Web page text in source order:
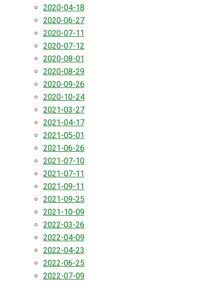
2020-04-18
2020-06-27
2020-07-11
2020-07-12
2020-08-01
2020-08-29
2020-09-26
2020-10-24
2021-03-27
2021-04-17
2021-05-01
2021-06-26
2021-07-10
2021-07-11
2021-09-11
2021-09-25
2021-10-09
2022-03-26
2022-04-09
2022-04-23
2022-06-25
2022-07-09